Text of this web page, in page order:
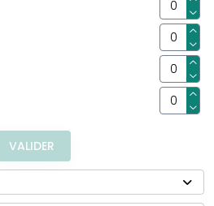
VALIDER